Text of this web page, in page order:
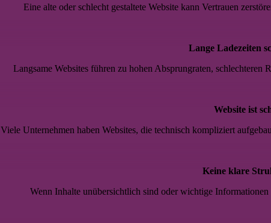
Eine alte oder schlecht gestaltete Website kann Vertrauen
Lange Ladezeiten
Langsame Websites führen zu hohen Absprungraten,
Website ist
Viele Unternehmen haben Websites, die technisch kompliziert
Keine klare
Wenn Inhalte unübersichtlich sind oder wichtige